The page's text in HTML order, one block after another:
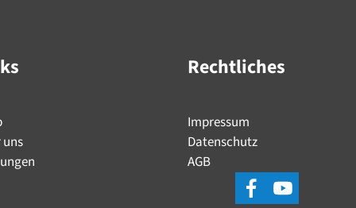
uns
Rechtliches
Impressum
Datenschutz
AGB